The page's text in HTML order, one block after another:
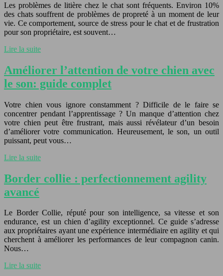
Les problèmes de litière chez le chat sont fréquents. Environ 10%
des chats souffrent de problèmes de propreté à un moment de leur
vie. Ce comportement, source de stress pour le chat et de frustration
pour son propriétaire, est souvent…
Lire la suite
Améliorer l’attention de votre chien avec
le son: guide complet
Votre chien vous ignore constamment ? Difficile de le faire se
concentrer pendant l’apprentissage ? Un manque d’attention chez
votre chien peut être frustrant, mais aussi révélateur d’un besoin
d’améliorer votre communication. Heureusement, le son, un outil
puissant, peut vous…
Lire la suite
Border collie : perfectionnement agility
avancé
Le Border Collie, réputé pour son intelligence, sa vitesse et son
endurance, est un chien d’agility exceptionnel. Ce guide s’adresse
aux propriétaires ayant une expérience intermédiaire en agility et qui
cherchent à améliorer les performances de leur compagnon canin.
Nous…
Lire la suite